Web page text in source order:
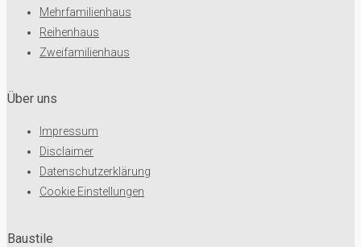
Mehrfamilienhaus
Reihenhaus
Zweifamilienhaus
Baustile
Über uns
Impressum
Disclaimer
Datenschutzerklärung
Cookie Einstellungen